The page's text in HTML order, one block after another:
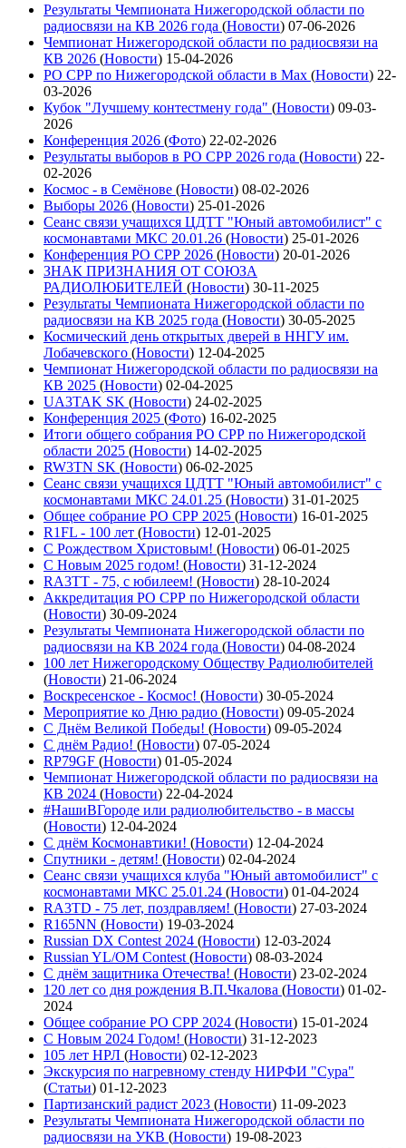
Результаты Чемпионата Нижегородской области по
радиосвязи на КВ 2026 года (Новости) 07-06-2026
Чемпионат Нижегородской области по радиосвязи на
КВ 2026 (Новости) 15-04-2026
РО СРР по Нижегородской области в Max (Новости) 22-
03-2026
Кубок "Лучшему контестмену года" (Новости) 09-03-
2026
Конференция 2026 (Фото) 22-02-2026
Результаты выборов в РО СРР 2026 года (Новости) 22-
02-2026
Космос - в Семёнове (Новости) 08-02-2026
Выборы 2026 (Новости) 25-01-2026
Сеанс связи учащихся ЦДТТ "Юный автомобилист" с
космонавтами МКС 20.01.26 (Новости) 25-01-2026
Конференция РО СРР 2026 (Новости) 20-01-2026
ЗНАК ПРИЗНАНИЯ ОТ СОЮЗА
РАДИОЛЮБИТЕЛЕЙ (Новости) 30-11-2025
Результаты Чемпионата Нижегородской области по
радиосвязи на КВ 2025 года (Новости) 30-05-2025
Космический день открытых дверей в ННГУ им.
Лобачевского (Новости) 12-04-2025
Чемпионат Нижегородской области по радиосвязи на
КВ 2025 (Новости) 02-04-2025
UA3TAK SK (Новости) 24-02-2025
Конференция 2025 (Фото) 16-02-2025
Итоги общего собрания РО СРР по Нижегородской
области 2025 (Новости) 14-02-2025
RW3TN SK (Новости) 06-02-2025
Сеанс связи учащихся ЦДТТ "Юный автомобилист" с
космонавтами МКС 24.01.25 (Новости) 31-01-2025
Общее собрание РО СРР 2025 (Новости) 16-01-2025
R1FL - 100 лет (Новости) 12-01-2025
С Рождеством Христовым! (Новости) 06-01-2025
С Новым 2025 годом! (Новости) 31-12-2024
RA3TT - 75, с юбилеем! (Новости) 28-10-2024
Аккредитация РО СРР по Нижегородской области
(Новости) 30-09-2024
Результаты Чемпионата Нижегородской области по
радиосвязи на КВ 2024 года (Новости) 04-08-2024
100 лет Нижегородскому Обществу Радиолюбителей
(Новости) 21-06-2024
Воскресенское - Космос! (Новости) 30-05-2024
Мероприятие ко Дню радио (Новости) 09-05-2024
С Днём Великой Победы! (Новости) 09-05-2024
С днём Радио! (Новости) 07-05-2024
RP79GF (Новости) 01-05-2024
Чемпионат Нижегородской области по радиосвязи на
КВ 2024 (Новости) 22-04-2024
#НашиВГороде или радиолюбительство - в массы
(Новости) 12-04-2024
С днём Космонавтики! (Новости) 12-04-2024
Спутники - детям! (Новости) 02-04-2024
Сеанс связи учащихся клуба "Юный автомобилист" с
космонавтами МКС 25.01.24 (Новости) 01-04-2024
RA3TD - 75 лет, поздравляем! (Новости) 27-03-2024
R165NN (Новости) 19-03-2024
Russian DX Contest 2024 (Новости) 12-03-2024
Russian YL/OM Contest (Новости) 08-03-2024
С днём защитника Отечества! (Новости) 23-02-2024
120 лет со дня рождения В.П.Чкалова (Новости) 01-02-
2024
Общее собрание РО СРР 2024 (Новости) 15-01-2024
С Новым 2024 Годом! (Новости) 31-12-2023
105 лет НРЛ (Новости) 02-12-2023
Экскурсия по нагревному стенду НИРФИ "Сура"
(Статьи) 01-12-2023
Партизанский радист 2023 (Новости) 11-09-2023
Результаты Чемпионата Нижегородской области по
радиосвязи на УКВ (Новости) 19-08-2023